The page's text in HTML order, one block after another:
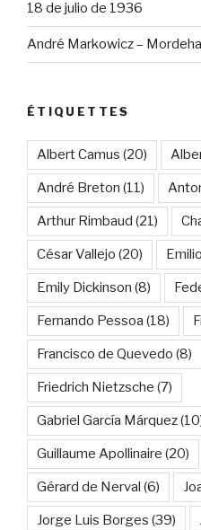
18 de julio de 1936
André Markowicz –
ÉTIQUETTES
Albert Camus (20)
André Breton (11)
Arthur Rimbaud (21)
César Vallejo (20)
Emily Dickinson (8)
Fernando Pessoa (18)
Francisco de Quevedo (8)
Friedrich Nietzsche (7)
Gabriel García Márquez
Guillaume Apollinaire (20)
Gérard de Nerval (6)
Jorge Luis Borges (39)